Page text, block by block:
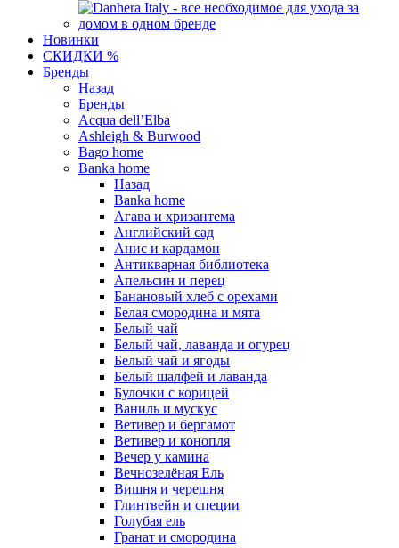
Новинки
СКИДКИ %
Бренды
Назад
Бренды
Acqua dell’Elba
Ashleigh & Burwood
Bago home
Banka home
Назад
Banka home
Агава и хризантема
Английский сад
Анис и кардамон
Антикварная библиотека
Апельсин и перец
Банановый хлеб с орехами
Белая смородина и мята
Белый чай
Белый чай, лаванда и огурец
Белый чай и ягоды
Белый шалфей и лаванда
Булочки с корицей
Ваниль и мускус
Ветивер и бергамот
Ветивер и конопля
Вечер у камина
Вечнозелёная Ель
Вишня и черешня
Глинтвейн и специи
Голубая ель
Гранат и смородина